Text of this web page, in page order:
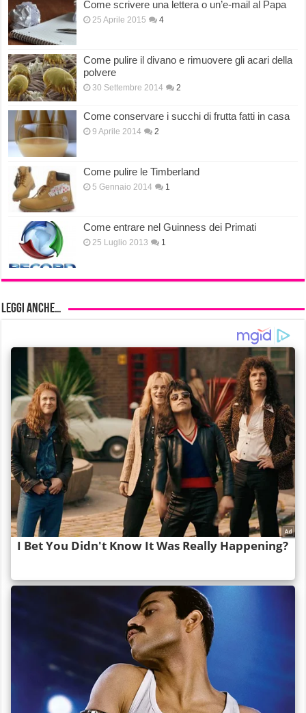
Come scrivere una lettera o un’e-mail al Papa
25 Aprile 2015 4
Come pulire il divano e rimuovere gli acari della
polvere
30 Settembre 2014 2
Come conservare i succhi di frutta fatti in casa
9 Aprile 2014 2
Come pulire le Timberland
5 Gennaio 2014 1
Come entrare nel Guinness dei Primati
25 Luglio 2013 1
Leggi anche…